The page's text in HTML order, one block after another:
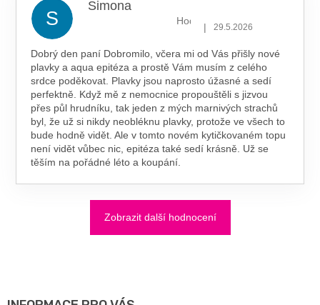
S
Simona
Hodnocení obchodu je 5 z 5
| 29.5.2026
Dobrý den paní Dobromilo, včera mi od Vás přišly nové
plavky a aqua epitéza a prostě Vám musím z celého
srdce poděkovat. Plavky jsou naprosto úžasné a sedí
perfektně. Když mě z nemocnice propouštěli s jizvou
přes půl hrudníku, tak jeden z mých marnivých strachů
byl, že už si nikdy neobléknu plavky, protože ve všech to
bude hodně vidět. Ale v tomto novém kytičkovaném topu
není vidět vůbec nic, epitéza také sedí krásně. Už se
těším na pořádné léto a koupání.
Zobrazit další hodnocení